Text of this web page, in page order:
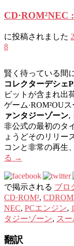
CD·ROM²NEC
に投稿されました
8
賢く待っている間
コレクターデシェ
ビットが含まれ出
ゲーム·ROM²OUス
ァンタジーゾーン,
非公式の最初のタ
ょうどそのリリー
コンと非常の再生
る →
で掲示される ブロ
CD·ROM²,
NEC, PCエンジン,
タジーゾーン, ス
翻訳